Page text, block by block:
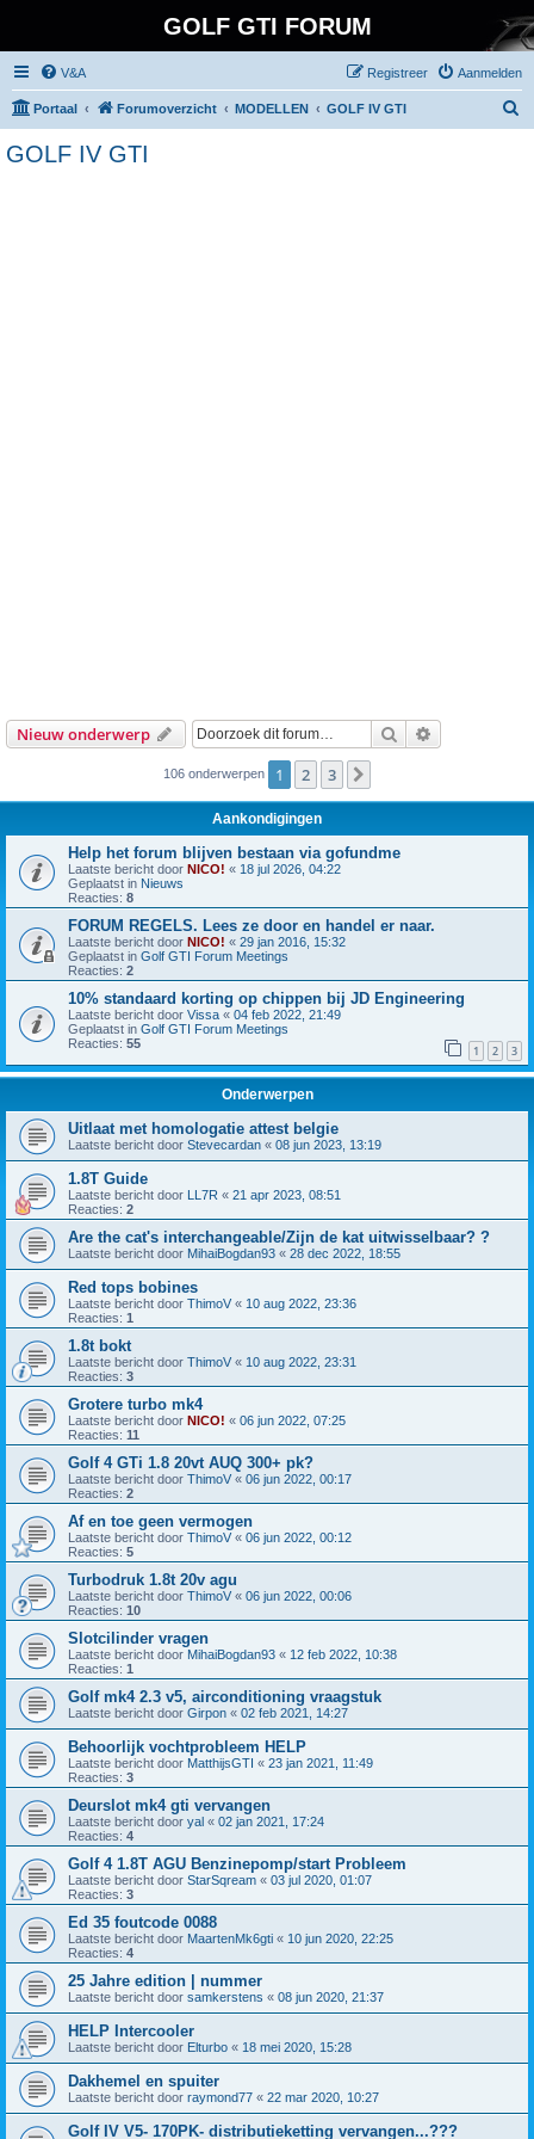
GOLF GTI FORUM
V&A Aanmelden
Registreer
Portaal Forumoverzicht MODELLEN GOLF IV GTI
GOLF IV GTI
Nieuw onderwerp Zoek
106 onderwerpen 1 2 3
Aankondigingen
Help het forum blijven bestaan via gofundme
Laatste bericht door NICO! « 18 jul 2026, 04:22
Geplaatst in Nieuws
Reacties: 8
FORUM REGELS. Lees ze door en handel er naar.
Laatste bericht door NICO! « 29 jan 2016, 15:32
Geplaatst in Golf GTI Forum Meetings
Reacties: 2
10% standaard korting op chippen bij JD Engineering
Laatste bericht door Vissa « 04 feb 2022, 21:49
Geplaatst in Golf GTI Forum Meetings
Reacties: 55 1 2 3
Onderwerpen
Uitlaat met homologatie attest belgie
Laatste bericht door Stevecardan « 08 jun 2023, 13:19
1.8T Guide
Laatste bericht door LL7R « 21 apr 2023, 08:51
Reacties: 2
Are the cat's interchangeable/Zijn de kat uitwisselbaar? ?
Laatste bericht door MihaiBogdan93 « 28 dec 2022, 18:55
Red tops bobines
Laatste bericht door ThimoV « 10 aug 2022, 23:36
Reacties: 1
1.8t bokt
Laatste bericht door ThimoV « 10 aug 2022, 23:31
Reacties: 3
Grotere turbo mk4
Laatste bericht door NICO! « 06 jun 2022, 07:25
Reacties: 11
Golf 4 GTi 1.8 20vt AUQ 300+ pk?
Laatste bericht door ThimoV « 06 jun 2022, 00:17
Reacties: 2
Af en toe geen vermogen
Laatste bericht door ThimoV « 06 jun 2022, 00:12
Reacties: 5
Turbodruk 1.8t 20v agu
Laatste bericht door ThimoV « 06 jun 2022, 00:06
Reacties: 10
Slotcilinder vragen
Laatste bericht door MihaiBogdan93 « 12 feb 2022, 10:38
Reacties: 1
Golf mk4 2.3 v5, airconditioning vraagstuk
Laatste bericht door Girpon « 02 feb 2021, 14:27
Behoorlijk vochtprobleem HELP
Laatste bericht door MatthijsGTI « 23 jan 2021, 11:49
Reacties: 3
Deurslot mk4 gti vervangen
Laatste bericht door yal « 02 jan 2021, 17:24
Reacties: 4
Golf 4 1.8T AGU Benzinepomp/start Probleem
Laatste bericht door StarSqream « 03 jul 2020, 01:07
Reacties: 3
Ed 35 foutcode 0088
Laatste bericht door MaartenMk6gti « 10 jun 2020, 22:25
Reacties: 4
25 Jahre edition | nummer
Laatste bericht door samkerstens « 08 jun 2020, 21:37
HELP Intercooler
Laatste bericht door Elturbo « 18 mei 2020, 15:28
Dakhemel en spuiter
Laatste bericht door raymond77 « 22 mar 2020, 10:27
Golf IV V5- 170PK- distributieketting vervangen...???